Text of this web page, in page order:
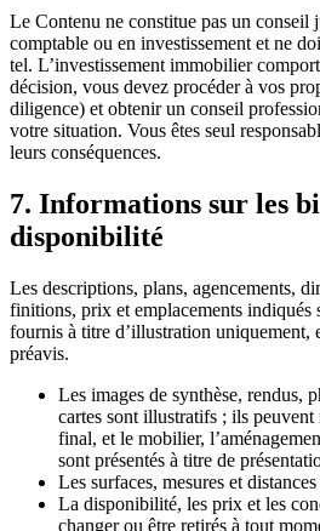
Le Contenu ne constitue pas un conseil
comptable ou en investissement et ne
tel. L’investissement immobilier
décision, vous devez procéder à vos
diligence) et obtenir un conseil
votre situation. Vous êtes seul
leurs conséquences.
7. Informations sur les
disponibilité
Les descriptions, plans, agencements,
finitions, prix et emplacements indiqués
fournis à titre d’illustration uniquement,
préavis.
Les images de synthèse, rendus,
cartes sont illustratifs ; ils
final, et le mobilier,
sont présentés à titre de
Les surfaces, mesures et
La disponibilité, les prix et les
changer ou être retirés à tout